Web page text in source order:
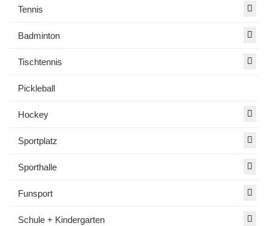
Tennis
Badminton
Tischtennis
Pickleball
Hockey
Sportplatz
Sporthalle
Funsport
Schule + Kindergarten